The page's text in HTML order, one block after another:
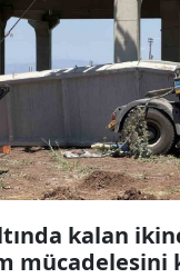
kalan
mücadelesini